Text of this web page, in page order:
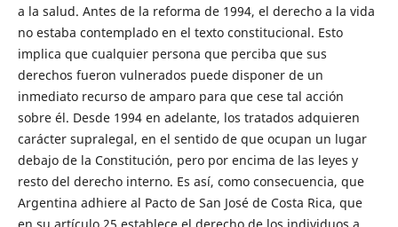
a la salud. Antes de la reforma de 1994, el derecho a la vida
no estaba contemplado en el texto constitucional. Esto
implica que cualquier persona que perciba que sus
derechos fueron vulnerados puede disponer de un
inmediato recurso de amparo para que cese tal acción
sobre él. Desde 1994 en adelante, los tratados adquieren
carácter supralegal, en el sentido de que ocupan un lugar
debajo de la Constitución, pero por encima de las leyes y
resto del derecho interno. Es así, como consecuencia, que
Argentina adhiere al Pacto de San José de Costa Rica, que